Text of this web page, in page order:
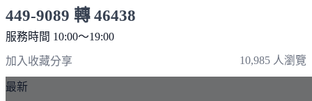
449-9089 轉 46438
服務時間 10:00～19:00
加入收藏分享 10,985 人瀏覽
最新